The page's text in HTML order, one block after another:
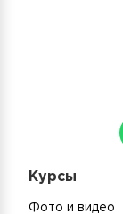
Курсы
Фото и видео